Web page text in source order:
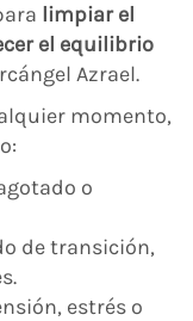
limpiar el
el equilibrio
Azrael.
momento,
o
de transición,
estrés o